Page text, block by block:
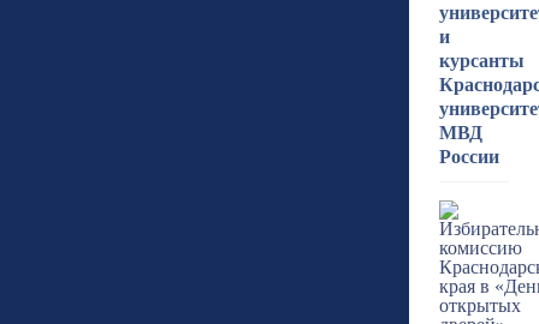
и
курсанты
МВД
России